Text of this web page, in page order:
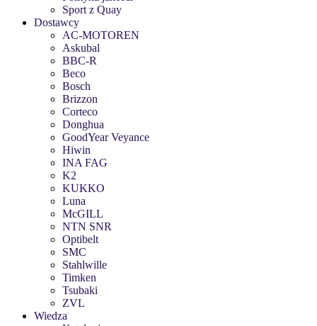
Sport z Quay
Dostawcy
AC-MOTOREN
Askubal
BBC-R
Beco
Bosch
Brizzon
Corteco
Donghua
GoodYear Veyance
Hiwin
INA FAG
K2
KUKKO
Luna
McGILL
NTN SNR
Optibelt
SMC
Stahlwille
Timken
Tsubaki
ZVL
Wiedza